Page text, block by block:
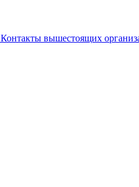
Контакты вышестоящих